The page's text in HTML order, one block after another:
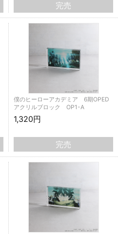
完売
僕のヒーローアカデミア 6期OPED
アクリルブロック OP1-A
1,320円
完売